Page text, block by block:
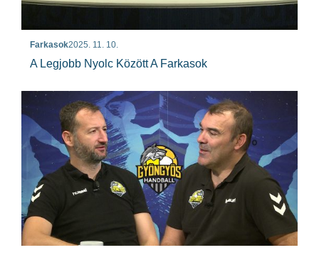
Farkasok2025. 11. 10.
A Legjobb Nyolc Között A Farkasok